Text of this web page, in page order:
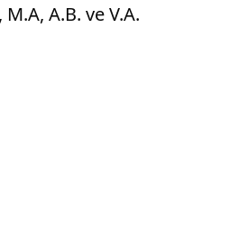
A.B. ve V.A.